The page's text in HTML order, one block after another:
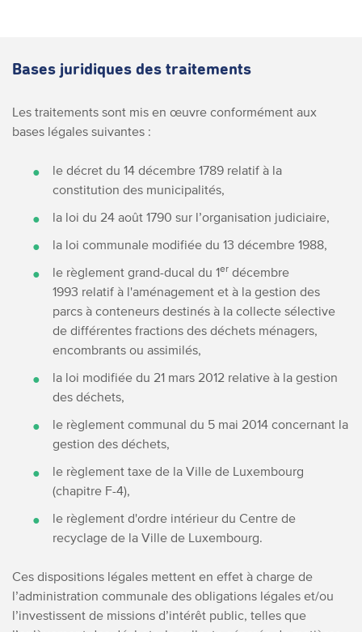
Bases juridiques des traitements
Les traitements sont mis en œuvre conformément aux
bases légales suivantes :
le décret du 14 décembre 1789 relatif à la
constitution des municipalités,
la loi du 24 août 1790 sur l’organisation judiciaire,
la loi communale modifiée du 13 décembre 1988,
le règlement grand-ducal du 1er décembre
1993 relatif à l'aménagement et à la gestion des
parcs à conteneurs destinés à la collecte sélective
de différentes fractions des déchets ménagers,
encombrants ou assimilés,
la loi modifiée du 21 mars 2012 relative à la gestion
des déchets,
le règlement communal du 5 mai 2014 concernant la
gestion des déchets,
le règlement taxe de la Ville de Luxembourg
(chapitre F-4),
le règlement d'ordre intérieur du Centre de
recyclage de la Ville de Luxembourg.
Ces dispositions légales mettent en effet à charge de
l’administration communale des obligations légales et/ou
l’investissent de missions d’intérêt public, telles que